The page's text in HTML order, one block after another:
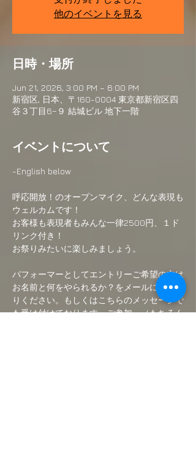
他のイベントを見る
日時・場所
Jun 21, 2026, 3:00 PM – 6:00 PM
新宿区, 日本、〒160-0004 東京都新宿区四
谷３丁目6−９ 結城ビル 地下一階
イベントについて
-English below
呼応開放！のオープンマイク、どんな表現も
ウェルカムです！
お客様も表現者もみんな一律2500円、１ド
リンク付き！
お祭りみたいに楽しみましょう。
パフォーマーとしてエントリーご希望の方は
お名前と何をやられるか？をメールにてお送
りください。もしくはこちらのメッセージで
も受け付けております。ご参加、（もちろん